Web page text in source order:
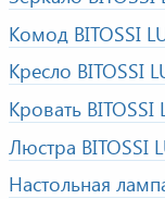
Комод BITOSSI
Кресло BITOSSI
Кровать BITOSSI
Люстра BITOSSI
Настольная